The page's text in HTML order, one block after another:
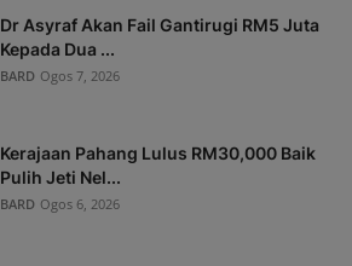
Dr Asyraf Akan Fail Gantirugi RM5 Juta
Kepada Dua ...
BARD Ogos 7, 2026
Kerajaan Pahang Lulus RM30,000 Baik
Pulih Jeti Nel...
BARD Ogos 6, 2026